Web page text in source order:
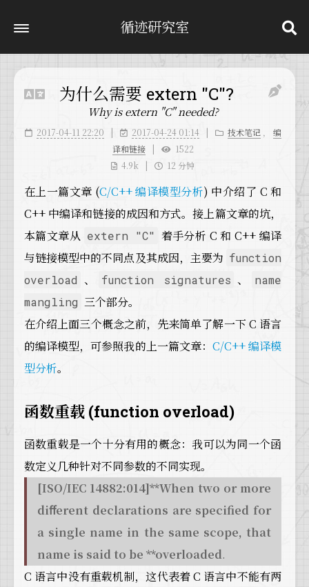
循迹研究室
为什么需要 extern "C"?
Why is extern "C" needed?
2017-04-11 22:20 2017-04-24 01:14 技术笔记 ， 编
译和链接
1522
4.9k
12 分钟
在上一篇文章 (C/C++ 编译模型分析) 中介绍了 C 和
C++ 中编译和链接的成因和方式。接上篇文章的坑，
本篇文章从 extern "C" 着手分析 C 和 C++ 编译
与链接模型中的不同点及其成因，主要为 function
overload 、 function signatures 、
name
mangling 三个部分。
在介绍上面三个概念之前，先来简单了解一下 C 语言
的编译模型，可参照我的上一篇文章： C/C++ 编译模
型分析。
函数重载 (function overload)
函数重载是一个十分有用的概念：我可以为同一个函
数定义几种针对不同参数的不同实现。
[ISO/IEC 14882:014]**When two or more
diﬀerent declarations are specified for
a single name in the same scope, that
name is said to be **overloaded.
C 语言中没有重载机制，这代表着 C 语言中不能有两